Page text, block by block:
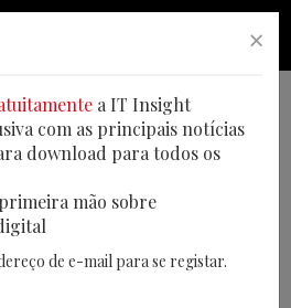
de recursos
para adotar
artificial
×
a IT Insight
com as principais notícias
download para todos os
mão sobre
de e-mail para se registar.